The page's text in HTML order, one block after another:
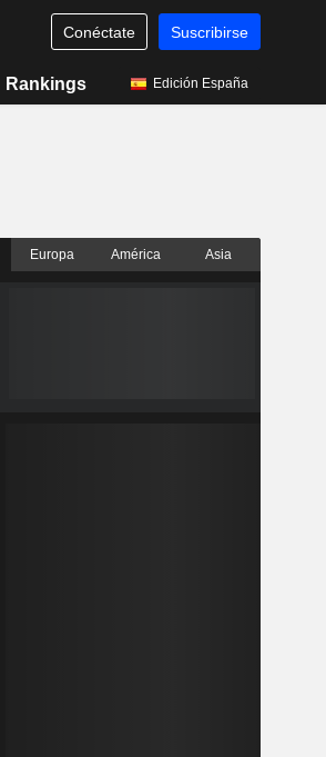
Conéctate Suscribirse
Rankings Edición España
Europa América Asia